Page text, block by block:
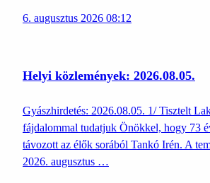
6. augusztus 2026 08:12
Helyi közlemények: 2026.08.05.
Gyászhirdetés: 2026.08.05. 1/ Tisztelt
fájdalommal tudatjuk Önökkel, hogy 73
távozott az élők sorából Tankó Irén. A
2026. augusztus …